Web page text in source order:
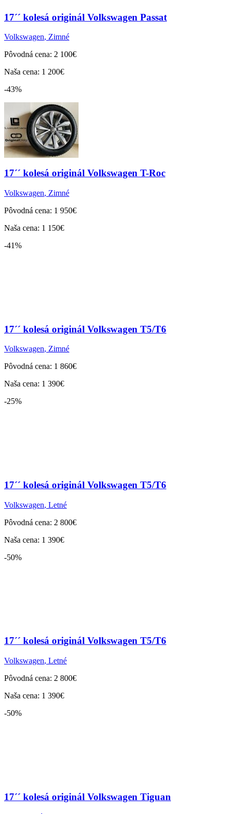
17´´ kolesá originál Volkswagen Passat
Volkswagen, Zimné
Pôvodná cena: 2 100€
Naša cena: 1 200€
-43%
17´´ kolesá originál Volkswagen T-Roc
Volkswagen, Zimné
Pôvodná cena: 1 950€
Naša cena: 1 150€
-41%
17´´ kolesá originál Volkswagen T5/T6
Volkswagen, Zimné
Pôvodná cena: 1 860€
Naša cena: 1 390€
-25%
17´´ kolesá originál Volkswagen T5/T6
Volkswagen, Letné
Pôvodná cena: 2 800€
Naša cena: 1 390€
-50%
17´´ kolesá originál Volkswagen T5/T6
Volkswagen, Letné
Pôvodná cena: 2 800€
Naša cena: 1 390€
-50%
17´´ kolesá originál Volkswagen Tiguan